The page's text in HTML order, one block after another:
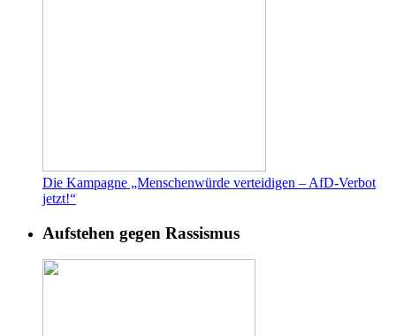
Die Kampagne „Menschenwürde verteidigen – AfD-Verbot
jetzt!“
Aufstehen gegen Rassismus